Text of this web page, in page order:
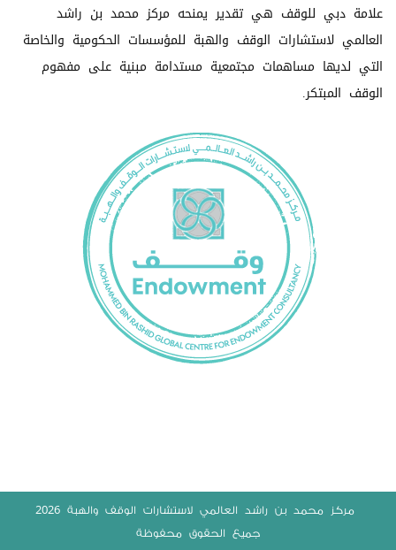
علامة دبي للوقف هي تقدير يمنحه مركز محمد بن راشد
العالمي لاستشارات الوقف والهبة للمؤسسات الحكومية والخاصة
التي لديها مساهمات مجتمعية مستدامة مبنية على مفهوم
الوقف المبتكر.
‫ مركز محمد بن راشد العالمي لاستشارات الوقف والهبة2026
جميع الحقوق محفوظة